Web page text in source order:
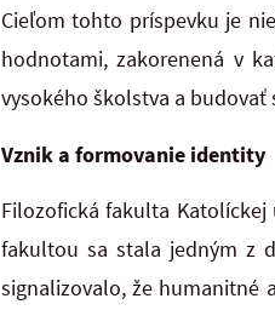
Cieľom tohto príspevku je
hodnotami, zakorenená v
vysokého školstva a budovať
Vznik a formovanie identity
Filozofická fakulta Katolíckej
fakultou sa stala jedným z
signalizovalo, že humanitné